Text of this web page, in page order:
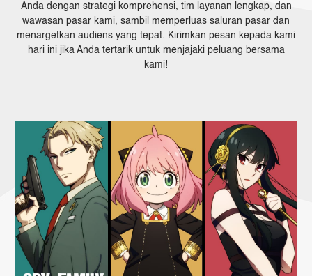
Anda dengan strategi komprehensi, tim layanan lengkap, dan
wawasan pasar kami, sambil memperluas saluran pasar dan
menargetkan audiens yang tepat. Kirimkan pesan kepada kami
hari ini jika Anda tertarik untuk menjajaki peluang bersama
kami!